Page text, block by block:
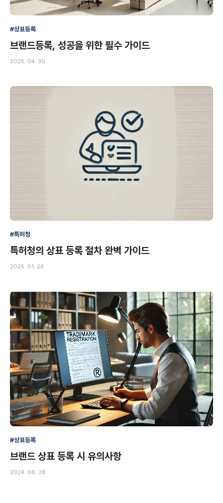
#상표등록
브랜드등록, 성공을 위한 필수 가이드
2025. 04. 30
#특허청
특허청의 상표 등록 절차 완벽 가이드
2025. 01. 24
#상표등록
브랜드 상표 등록 시 유의사항
2024. 06. 28